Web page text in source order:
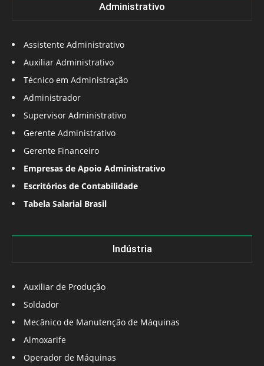
Administrativo
Assistente Administrativo
Auxiliar Administrativo
Técnico em Administração
Administrador
Supervisor Administrativo
Gerente Administrativo
Gerente Financeiro
Empresas de Apoio Administrativo
Escritórios de Contabilidade
Tabela Salarial Brasil
Indústria
Auxiliar de Produção
Soldador
Mecânico de Manutenção de Máquinas
Almoxarife
Operador de Máquinas